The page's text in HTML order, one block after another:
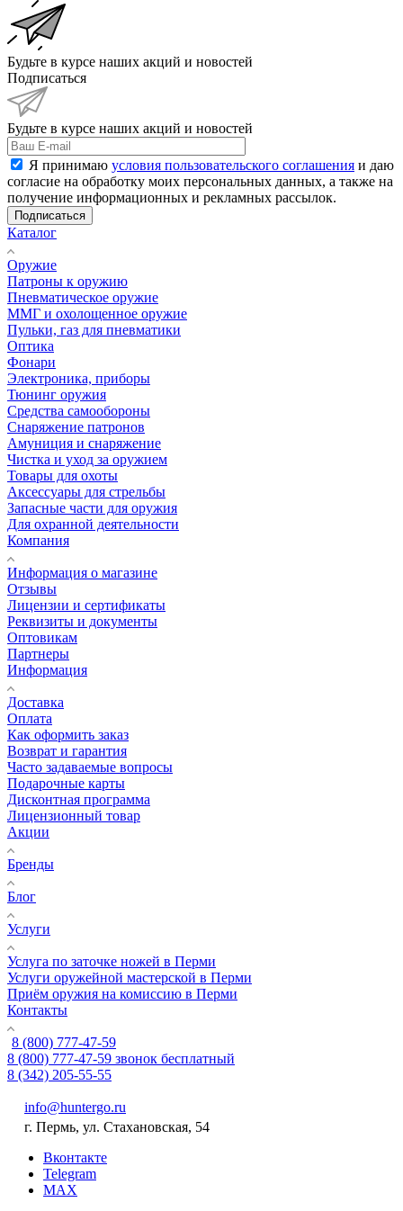
Будьте в курсе наших акций и новостей
Подписаться
Будьте в курсе наших акций и новостей
Я принимаю условия пользовательского соглашения и даю
согласие на обработку моих персональных данных, а также на
получение информационных и рекламных рассылок.
Подписаться
Каталог
Оружие
Патроны к оружию
Пневматическое оружие
ММГ и охолощенное оружие
Пульки, газ для пневматики
Оптика
Фонари
Электроника, приборы
Тюнинг оружия
Средства самообороны
Снаряжение патронов
Амуниция и снаряжение
Чистка и уход за оружием
Товары для охоты
Аксессуары для стрельбы
Запасные части для оружия
Для охранной деятельности
Компания
Информация о магазине
Отзывы
Лицензии и сертификаты
Реквизиты и документы
Оптовикам
Партнеры
Информация
Доставка
Оплата
Как оформить заказ
Возврат и гарантия
Часто задаваемые вопросы
Подарочные карты
Дисконтная программа
Лицензионный товар
Акции
Бренды
Блог
Услуги
Услуга по заточке ножей в Перми
Услуги оружейной мастерской в Перми
Приём оружия на комиссию в Перми
Контакты
8 (800) 777-47-59
8 (800) 777-47-59 звонок бесплатный
8 (342) 205-55-55
info@huntergo.ru
г. Пермь, ул. Стахановская, 54
Вконтакте
Telegram
MAX